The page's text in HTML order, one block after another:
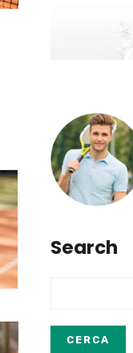
Search